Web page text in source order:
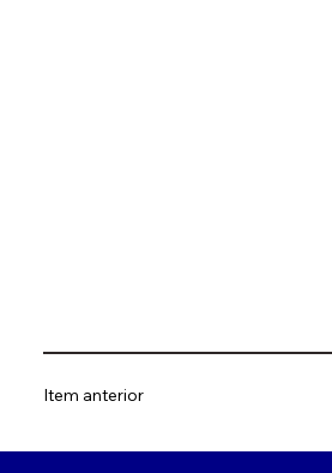
Item anterior